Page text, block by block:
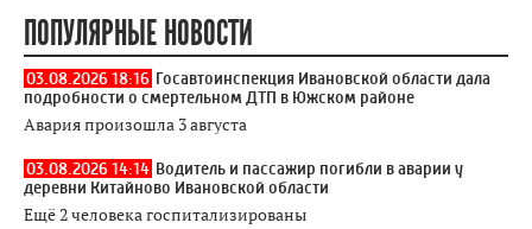
ПОПУЛЯРНЫЕ НОВОСТИ
03.08.2026 18:16 Госавтоинспекция Ивановской области дала
подробности о смертельном ДТП в Южском районе
Авария произошла 3 августа
03.08.2026 14:14 Водитель и пассажир погибли в аварии у
деревни Китайново Ивановской области
Ещё 2 человека госпитализированы